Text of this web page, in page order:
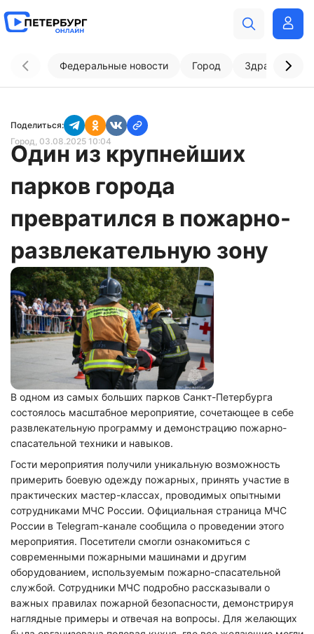
Федеральные новости Город
Поделиться:
Город, 03.08.2025 10:04
Один из крупнейших
парков города
превратился в пожарно-
развлекательную зону
В одном из самых больших парков Санкт-Петербурга
состоялось масштабное мероприятие, сочетающее в себе
развлекательную программу и демонстрацию пожарно-
спасательной техники и навыков.
Гости мероприятия получили уникальную возможность
примерить боевую одежду пожарных, принять участие в
практических мастер-классах, проводимых опытными
сотрудниками МЧС России. Официальная страница МЧС
России в Telegram-канале сообщила о проведении этого
мероприятия. Посетители смогли ознакомиться с
современными пожарными машинами и другим
оборудованием, используемым пожарно-спасательной
службой. Сотрудники МЧС подробно рассказывали о
важных правилах пожарной безопасности, демонстрируя
наглядные примеры и отвечая на вопросы. Для желающих